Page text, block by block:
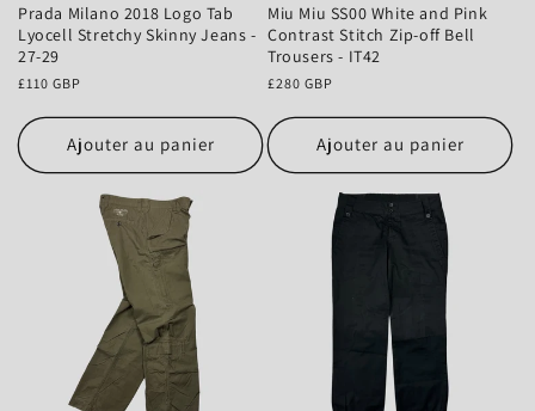
Prada Milano 2018 Logo Tab
Lyocell Stretchy Skinny Jeans -
27-29
Prix
£110 GBP
Ajouter au panier
Miu Miu SS00 White and Pink
Contrast Stitch Zip-off Bell
Trousers - IT42
Prix
£280 GBP
Ajouter au panier